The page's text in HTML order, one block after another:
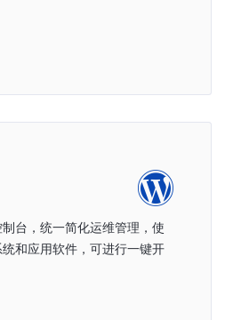
台，统一简化运维管理，使
和应用软件，可进行一键开